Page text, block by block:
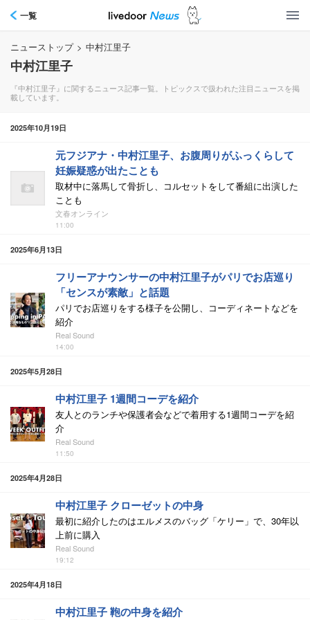
一覧
ニューストップ > 中村江里子
中村江里子
『中村江里子』に関するニュース記事一覧。トピックスで扱われた注目ニュースを掲
載しています。
2025年10月19日
元フジアナ・中村江里子、お腹周りがふっくらして
妊娠疑惑が出たことも
取材中に落馬して骨折し、コルセットをして番組に出演した
ことも
文春オンライン
11:00
2025年6月13日
フリーアナウンサーの中村江里子がパリでお店巡り
「センスが素敵」と話題
パリでお店巡りをする様子を公開し、コーディネートなどを
紹介
Real Sound
14:00
2025年5月28日
中村江里子 1週間コーデを紹介
友人とのランチや保護者会などで着用する1週間コーデを紹
介
Real Sound
11:50
2025年4月28日
中村江里子 クローゼットの中身
最初に紹介したのはエルメスのバッグ「ケリー」で、30年以
上前に購入
Real Sound
19:12
2025年4月18日
中村江里子 鞄の中身を紹介